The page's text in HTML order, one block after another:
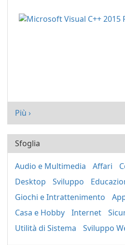
Più ›
Sfoglia
Audio e Multimedia Affari
Desktop
Sviluppo
Giochi e Intrattenimento
Casa e Hobby
Internet
Utilità di Sistema
Sviluppo